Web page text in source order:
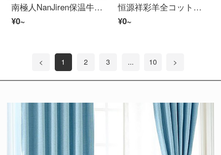
南極人NanJiren保温牛乳水晶絨毯四点セットの両面1.5/1.8 mベトキャンバス200*230 cmサンゴフランネル布団カバー中国風ベト上用品冬季
¥0~
恒源祥彩羊全コットン老太布四点セット復古中国風古典民族風民宿シートが中国風に厚い1.2 m(4フィート)ベッド
¥0~
< 1 2 3 ... 10 >